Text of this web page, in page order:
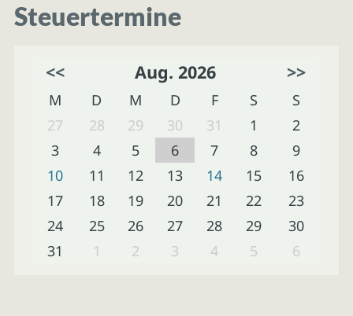
Steuertermine
<< Aug. 2026 >>
M D M D F S
S
27
28 29 30 31 1
2
3
4 5 6 7 8
9
10
11 12 13 14 15
16
17
18 19 20 21 22
23
24
25 26 27 28 29
30
31
1 2 3 4 5 6